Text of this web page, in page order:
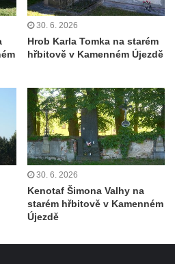
války na hřbitově
na hřbitově v
na hřbitově v
v Benešově
na hřbitově v
30. 6. 2026
Hrob Karla Tomka na starém
hřbitově v Kamenném Újezdě
30. 6. 2026
Kenotaf Šimona Valhy na
starém hřbitově v Kamenném
Újezdě